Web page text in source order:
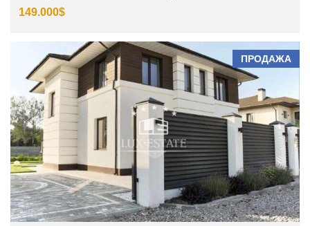
149.000$
ПРОДАЖА